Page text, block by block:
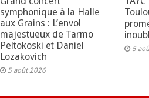
symphonique à la Halle
aux Grains : L’envol
majestueux de Tarmo
Peltokoski et Daniel
Lozakovich
5 août 2026
5